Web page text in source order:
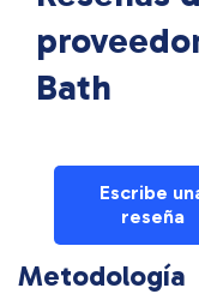
Bath
Escribe
reseña
Metodología